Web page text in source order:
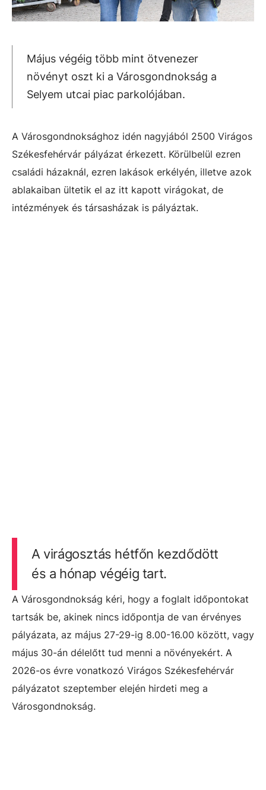
Május végéig több mint ötvenezer
növényt oszt ki a Városgondnokság a
Selyem utcai piac parkolójában.
A Városgondnoksághoz idén nagyjából 2500 Virágos
Székesfehérvár pályázat érkezett. Körülbelül ezren
családi házaknál, ezren lakások erkélyén, illetve azok
ablakaiban ültetik el az itt kapott virágokat, de
intézmények és társasházak is pályáztak.
A virágosztás hétfőn kezdődött
és a hónap végéig tart.
A Városgondnokság kéri, hogy a foglalt időpontokat
tartsák be, akinek nincs időpontja de van érvényes
pályázata, az május 27-29-ig 8.00-16.00 között, vagy
május 30-án délelőtt tud menni a növényekért. A
2026-os évre vonatkozó Virágos Székesfehérvár
pályázatot szeptember elején hirdeti meg a
Városgondnokság.